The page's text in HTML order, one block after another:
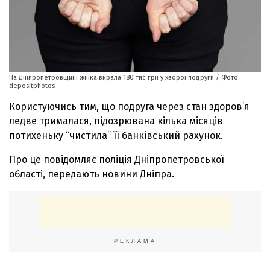
На Дніпропетровщині жінка вкрала 180 тис грн у хворої подруги / Фото:
depositphotos
Користуючись тим, що подруга через стан здоров’я
ледве трималася, підозрювана кілька місяців
потихеньку “чистила” її банківський рахунок.
Про це повідомляє поліція Дніпропетровської
області, передають новини Дніпра.
РЕКЛАМА